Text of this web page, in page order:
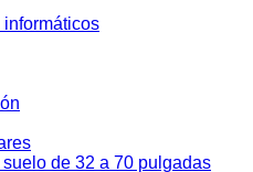
de 32 a 70 pulgadas